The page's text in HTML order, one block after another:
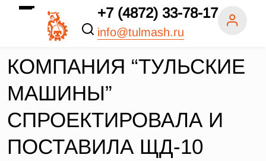
+7 (4872) 33-78-17
info@tulmash.ru
КОМПАНИЯ “ТУЛЬСКИЕ
МАШИНЫ”
СПРОЕКТИРОВАЛА И
ПОСТАВИЛА ЩД-10